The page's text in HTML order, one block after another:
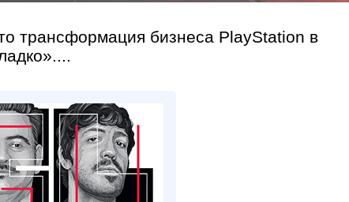
трансформация бизнеса PlayStation в